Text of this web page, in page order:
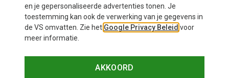
en je gepersonaliseerde advertenties tonen. Je
toestemming kan ook de verwerking van je gegevens in
de VS omvatten. Zie het Google Privacy Beleid voor
meer informatie.
AKKOORD